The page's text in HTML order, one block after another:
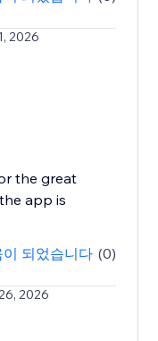
2026
the great
app is
이 되었습니다 (0)
2026